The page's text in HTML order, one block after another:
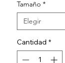
Tamaño *
Elegir
Cantidad *